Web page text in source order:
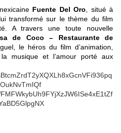
Fuente Del Oro , situé à
transformé sur le thème du film
A travers une toute nouvelle
de Coco – Restaurante de
le héros du film d’animation,
musique et l’amour porté aux